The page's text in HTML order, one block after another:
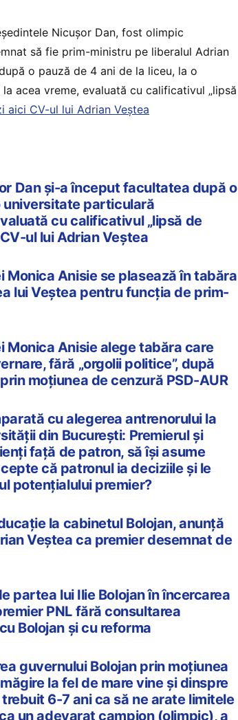
Nicușor Dan, fost olimpic
să fie prim-ministru pe liberalul Adrian
o pauză de 4 ani de la liceu, la o
acea vreme, evaluată cu calificativul „lipsă
aici CV-ul lui Adrian Veștea
Dan și-a început facultatea după o
universitate particulară
cu calificativul „lipsă de
ul lui Adrian Veștea
Monica Anisie se plasează în tabăra
lui Veștea pentru funcția de prim-
Monica Anisie alege tabăra care
fără „orgolii politice”, după
moțiunea de cenzură PSD-AUR
cu alegerea antrenorului la
din București: Premierul și
față de patron, să își asume
că patronul ia deciziile și le
potențialului premier?
la cabinetul Bolojan, anunță
Veștea ca premier desemnat de
partea lui Ilie Bolojan în încercarea
PNL fără consultarea
Bolojan și cu reforma
guvernului Bolojan prin moțiunea
la fel de mare vine și dinspre
6-7 ani ca să ne arate limitele
un adevarat campion (olimpic), a